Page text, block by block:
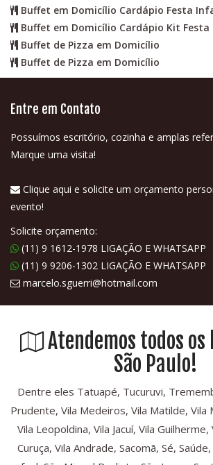
Buffet em Domicílio Cardápio Festa
Buffet em Domicílio Cardápio Kit Festa
Buffet de Pizza em Domicílio
Buffet de Pizza em Domicílio
Entre em Contato
Possuímos escritório, cozinha e amplas
Marque uma visita!
Clique aqui e solicite um orçamento
evento!
Solicite orçamento:
(11) 9 1612-1978 LIGAÇÃO E WHATSAPP
(11) 9 9206-1302 LIGAÇÃO E WHATSAPP
marcelo.sguerri@hotmail.com
Atendemos todos
São Paulo!
Dentre eles Tatuapé, Tucuruvi,
Prudente, Vila Medeiros, Vila Matilde, Vila
Vila Leopoldina, Vila Jacuí, Vila
Curuça, Vila Andrade, Sacomã, Sé,